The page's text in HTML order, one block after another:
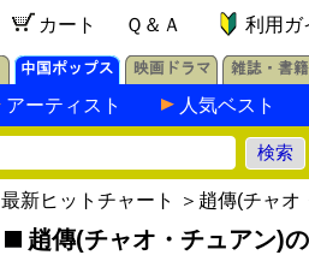
カート Ｑ＆Ａ 利用ガ
アーティスト 人気ベスト
最新ヒットチャート ＞趙傳(チャオ
趙傳(チャオ・チュアン)